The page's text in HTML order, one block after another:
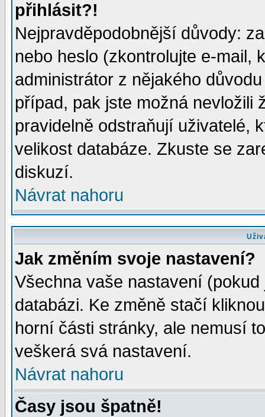
přihlásit?!
Nejpravděpodobnější důvody:
nebo heslo (zkontrolujte e-mail,
administrátor z nějakého
případ, pak jste možná nevložili
pravidelně odstraňují uživatelé,
velikost databáze. Zkuste se
diskuzí.
Návrat nahoru
Jak změním svoje nastavení?
Všechna vaše nastavení
databázi. Ke změně stačí
horní části stránky, ale nemusí
veškerá svá nastavení.
Návrat nahoru
Časy jsou špatně!